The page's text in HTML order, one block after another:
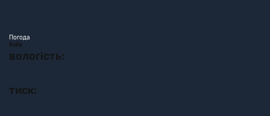
Погода
Київ
вологість:
тиск: